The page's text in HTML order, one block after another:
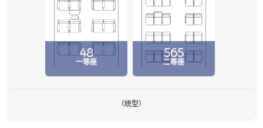
48
一等座
565
二等座
（统型）